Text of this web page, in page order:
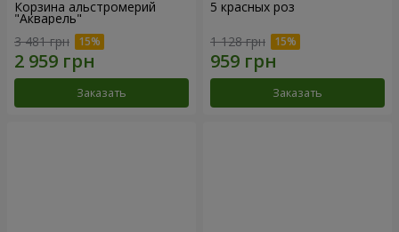
Корзина альстромерий
"Акварель"
3 481 грн
Заказать
5 красных роз
1 128 грн
Заказать